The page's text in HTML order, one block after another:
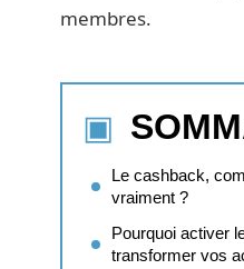
membres.
Le cashback,
vraiment ?
Pourquoi activer
transformer vos